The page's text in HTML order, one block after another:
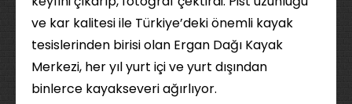
ve kar kalitesi ile Türkiye’deki önemli kayak
tesislerinden birisi olan Ergan Dağı Kayak
Merkezi, her yıl yurt içi ve yurt dışından
binlerce kayakseveri ağırlıyor.